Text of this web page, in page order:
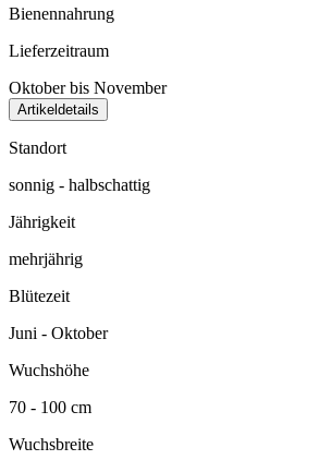
Bienennahrung
Lieferzeitraum
Oktober bis November
Artikeldetails
Standort
sonnig - halbschattig
Jährigkeit
mehrjährig
Blütezeit
Juni - Oktober
Wuchshöhe
70 - 100 cm
Wuchsbreite